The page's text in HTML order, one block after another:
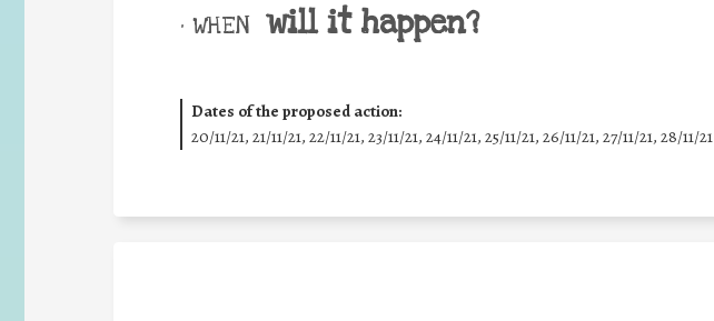
• WHEN will it happen?
Dates of the proposed action:
20/11/21, 21/11/21, 22/11/21, 23/11/21, 24/11/21, 25/11/21, 26/11/21, 27/11/21, 28/11/21